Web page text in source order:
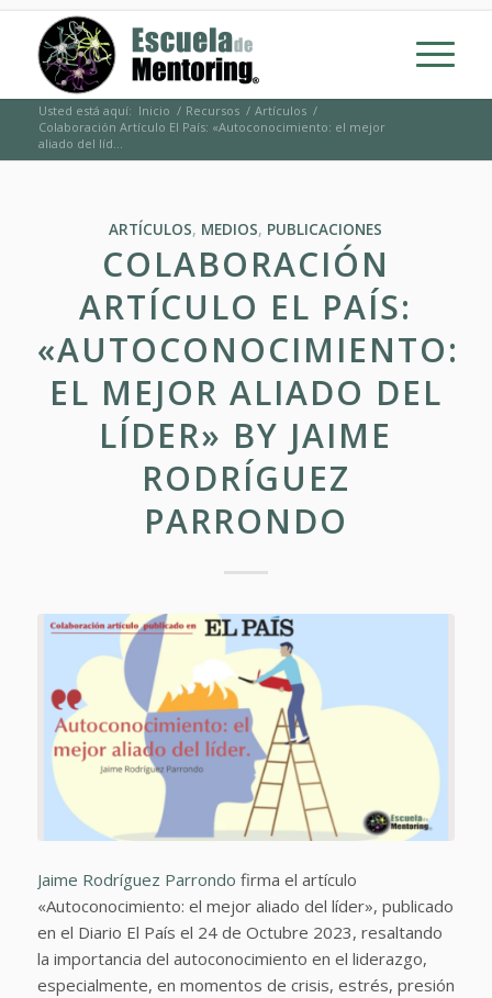
Usted está aquí: Inicio / Recursos / Artículos /
Colaboración Artículo El País: «Autoconocimiento: el mejor
aliado del líd...
ARTÍCULOS, MEDIOS, PUBLICACIONES
COLABORACIÓN
ARTÍCULO EL PAÍS:
«AUTOCONOCIMIENTO:
EL MEJOR ALIADO DEL
LÍDER» BY JAIME
RODRÍGUEZ
PARRONDO
Jaime Rodríguez Parrondo firma el artículo
«Autoconocimiento: el mejor aliado del líder», publicado
en el Diario El País el 24 de Octubre 2023, resaltando
la importancia del autoconocimiento en el liderazgo,
especialmente, en momentos de crisis, estrés, presión